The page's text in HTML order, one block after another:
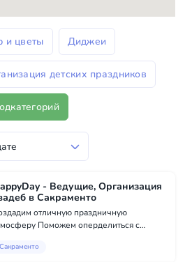
и цветы Диджеи
детских праздников
- Ведущие, Организация
в Сакраменто
отличную праздничную
Поможем оперделиться с
ваш праздник от и до, а вы и
Сакраменто